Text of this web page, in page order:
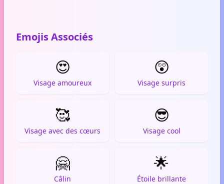
Emojis Associés
😍
Visage amoureux
😲
Visage surpris
🥰
Visage avec des cœurs
😎
Visage cool
🤗
Câlin
🌟
Étoile brillante